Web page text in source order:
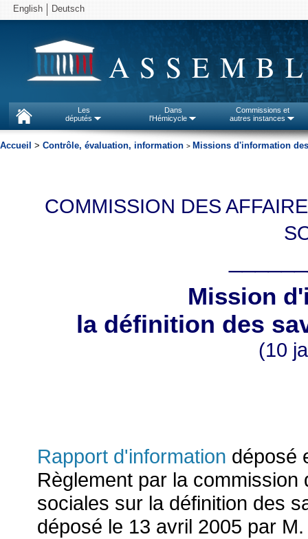
English Deutsch
Les
députés
Dans
l'Hémicycle
Commissions et
autres instances
Accueil > Contrôle, évaluation, information > Missions d'information
COMMISSION DES
Mission
la définition des
(10
Rapport d'information déposé
Règlement par la
sociales sur la définition des
déposé le 13 avril 2005 par